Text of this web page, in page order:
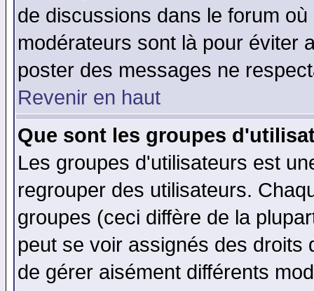
de discussions dans le forum
modérateurs sont là pour éviter
poster des messages ne
Revenir en haut
Que sont les groupes
Les groupes d'utilisateurs est
regrouper des utilisateurs.
groupes (ceci diffère de la
peut se voir assignés des
de gérer aisément différents